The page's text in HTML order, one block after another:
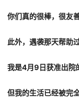
你们真的很棒，很友
此外，遇袭那天帮助
我是4月9日获准出院
但我的生活已经被完